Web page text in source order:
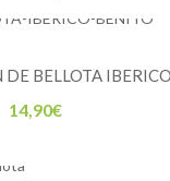
DE BELLOTA IBERICO
14,90€